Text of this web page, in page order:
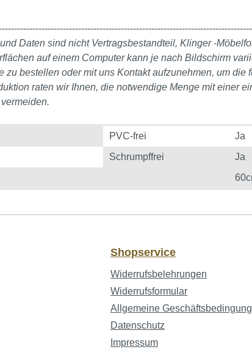
Daten sind nicht Vertragsbestandteil, Klinger -
auf einem Computer kann je nach Bildschirm
zu bestellen oder mit uns Kontakt aufzunehmen, um
raten wir Ihnen, die notwendige Menge mit einer
PVC-frei Ja
Schrumpffrei Ja
Shopservice
Widerrufsbelehrungen
Widerrufsformular
Allgemeine
Datenschutz
Impressum